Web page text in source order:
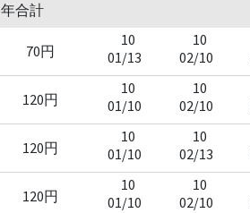
年合計
70円
10
01/13
10
02/10
120円
10
01/10
10
02/10
120円
10
01/10
10
02/13
120円
10
01/10
10
02/10